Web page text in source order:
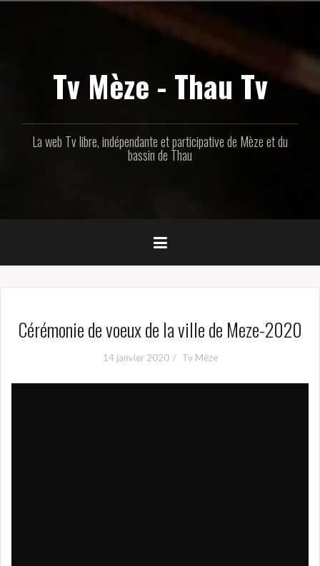
Tv Mèze - Thau Tv
La web Tv libre, indépendante et participative de Mèze et du
bassin de Thau
Cérémonie de voeux de la ville de Meze-2020
14 janvier 2020 Tv Mèze